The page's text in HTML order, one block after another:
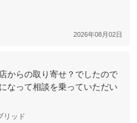
2026年08月02日
からの取り寄せ？でしたので
なって相談を乗っていただい
リッド